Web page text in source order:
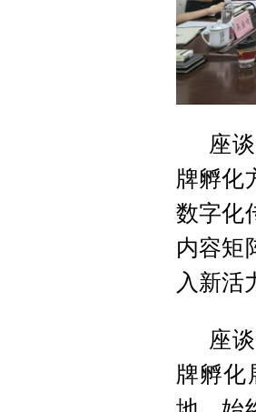
座
牌孵化
数字化
内容矩
入新活
座
牌孵化